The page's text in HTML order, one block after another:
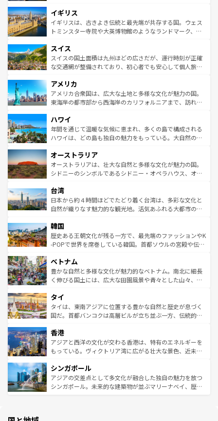
いる。シャンパンの発祥地であるランス、プロヴァンスの
香り高いラベンダー畑など、多彩な楽しみ方が可能だ。さ
らに、パリ以外の地域にも魅力が溢れており、どの街角に
れる地方に足を運ぶとそれぞれで全く異なる文化を体験で
きるだろう。 なお、新着のフランス情報はコンテンツ一覧
を参照してほしい。
顔を持つこの国は、どこを歩いても飽きることがない。ベ
ルリンの文化的活気、バイエルン州のアルプスの絶景、そ
してライン川沿いのワイン畑といった風景は必見。ビール
は、お酒好きな人にはぜひ体験してほしい。 なお、新着の
ドイツ情報はコンテンツ一覧を参照してほしい。
イギリス
イギリスは、古きよき伝統と最先端が共存する国。ウェス
トミンスター寺院や大英博物館のようなランドマーク、歴
リアごとに異なる魅力がある。また、優雅なアフタヌーン
ティー、ビール好きにはたまらない英国パブ、サッカー観
戦など、本場だからこそできる体験も豊富。イギリスを旅
ンツ一覧を参照してほしい。
スイス
スイスの国土面積は九州ほどの広さだが、運行時刻が正確
な交通網が整備されており、初心者でも安心して個人旅行
の建物がそのまま残る町や、スイスならではのユニークな
博物館もあり、アルプス観光だけでなく町歩きも満喫する
ことができる。国民の所得が高いため物価も高いが、旅行
ば市内交通費無料で観光を楽しむこともできる。 なお、新
着のスイス情報はコンテンツ一覧 を参照してほしい。
アメリカ
アメリカ合衆国は、広大な土地と多様な文化が魅力の国。
東海岸の都市部から西海岸のカリフォルニアまで、訪れる
のような巨大都市は、観光、ショッピング、エンターテイ
ンメントが詰まった刺激的なスポットだ。一方、アメリカ
西部には大自然が広がり、グランドキャニオンやイエロー
部のニューオーリンズでは、音楽と美食が融合した独特の
文化が魅力。旅行者はアメリカの各地域で異なる魅力を楽
しみながら、その多様性と豊かな歴史を感じることができ
ならではの贅沢な旅のスタイルだ。 なお、新着のアメリカ
情報はコンテンツ一覧を参照してほしい。
ハワイ
年間を通じて温暖な気候に恵まれ、多くの島で構成される
ハワイは、どの島も独自の魅力をもっている。大自然の神
ワイ島は見逃せない。また、定番の観光地といえばオアフ
島だが、静かな自然を求めるならマウイ島やカウアイ島が
おすすめ。エメラルドグリーンに輝く海をはじめ、豊かな
れるおもてなしの心で訪れる人々を迎えてくれるハワイの
人々、おいしいローカルフードやハワイアンミュージッ
ク、伝統的なフラダンスなど、すべてがハワイの魅力を彩
ワイを、存分に味わってほしい。 なお、新着のハワイ情報
はコンテンツ一覧を参照してほしい。
オーストラリア
オーストラリアは、壮大な自然と多様な文化が魅力の国。
シドニーのシンボルであるシドニー・オペラハウス、オー
リアリーフや大陸中央部にそびえるウルル（エアーズロッ
ク）、タスマニアの美しい原生林やケアンズの熱帯雨林な
ど、見どころがたくさん。また、カフェやワイン、オージ
いる。アクティビティも充実しており、サーフィンやダイ
ビング、ハイキングなど、アウトドア好きにはたまらな
い。オーストラリアの多彩な魅力を存分に味わいつくそ
参照してほしい。
台湾
日本から約４時間ほどでたどり着く台湾は、多彩な文化と
自然が織りなす魅力的な観光地。活気あふれる大都市の台
ン）、静ひつな山岳地帯である台湾東部など、都市の喧騒
と山間の静けさが共存しており、訪れる人に新しい発見と
驚きをもたらしてくれる。また、奥深い台湾の食文化も魅
容にもいいと評判のスイーツなど、バラエティ豊かな料理
が味わえる。 なお、新着の台湾情報は コンテンツ一覧を参
照してほしい。
韓国
歴史ある王朝文化が残る一方で、最先端のファッションやK
-POPで世界を席巻している韓国。首都ソウルの宮殿や伝統
き、地方に足を延ばせば四季折々の自然美を楽しむことが
できる。そして、キムチや焼肉、絶品のストリートフード
まで、さまざまな韓国料理が待っている。夜には、韓国な
リティに包まれながら、韓国の多彩な魅力を心ゆくまで味
わってみてほしい。 なお、新着の韓国情報はコンテンツ一
覧を参照してほしい。
ベトナム
豊かな自然と多様な文化が魅力的なベトナム。南北に細長
く伸びる国土には、広大な田園風景や青々とした山々、世
急速な発展と共に伝統が息づく。ハノイの古い町並みやホ
ーチミン市のフランス統治時代の建物も、独特の雰囲気を
醸し出している。また、バラエティの豊かさとおいしさで
とつ。フォーやバインミー、ベトナムコーヒーなどは、ぜ
ひ現地で味わいたい。どの地域を訪れてもあたたかい人々
が旅行者を迎えてくれるので、きっと忘れられない旅にな
参照してほしい。
タイ
タイは、東南アジアに位置する豊かな自然と歴史が息づく
国だ。首都バンコクは高層ビルが立ち並ぶ一方、伝統的な
の活気が交差している。北部ではチェンマイなどの山岳地
帯で自然と触れ合い、南部ではプーケットやクラビの美し
いビーチでリゾート気分を楽しむことができる。タイ料理
激する。気候は一年中温暖で、どの季節にも異なる楽しみ
が待っている。親しみやすいタイの人々、仏教を中心とし
た文化、そして多様な観光資源が、訪れる旅人を魅了し続
香港
アジアと西洋の文化が交わる香港は、特有のエネルギーを
もっている。ヴィクトリア湾に広がる壮大な景色、近未来
み、どこを訪れても感動するはず。観光スポットが密集し
ており、効率よく見どころを回れるのも魅力。息をのむよ
うな絶景から文化的な体験まで、香港を存分に楽しみ尽く
シンガポール
アジアの交差点として多文化が融合した独自の魅力を放つ
シンガポール。未来的な建築物が並ぶマリーナベイ、歴史